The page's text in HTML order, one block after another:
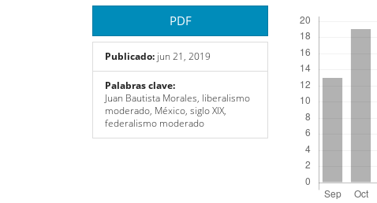
PDF
Publicado: jun 21, 2019
Palabras clave:
Juan Bautista Morales, liberalismo
moderado, México, siglo XIX,
federalismo moderado